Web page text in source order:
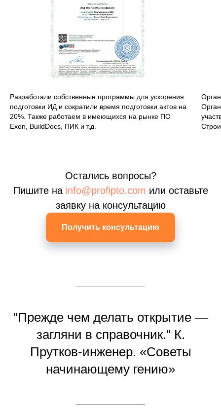
Разработали собственные программы для ускорения
подготовки ИД и сократили время подготовки актов на
20%. Также работаем в имеющихся на рынке ПО
Exon, BuildDocs, ПИК и т.д.
Остались вопросы?
Пишите на info@profipto.com или оставьте
заявку на консультацию
Получить консультацию
"Прежде чем делать открытие —
загляни в справочник." К.
Прутков-инженер. «Советы
начинающему гению»